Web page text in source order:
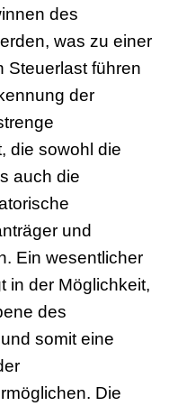
des
was zu einer
Steuerlast führen
der
die sowohl die
auch die
und
Ein wesentlicher
in der Möglichkeit,
des
somit eine
Die